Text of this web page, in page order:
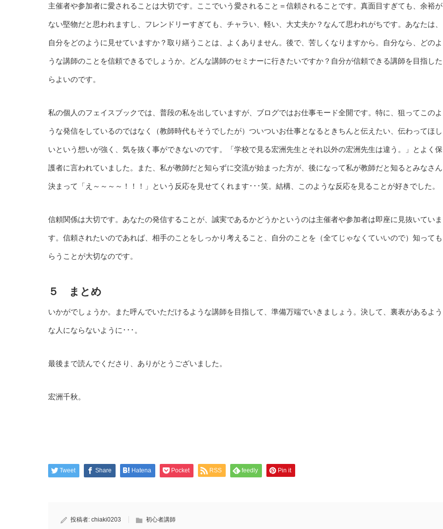
主催者や参加者に愛されることは大切です。ここでいう愛されること＝信頼されることです。真面目すぎても、余裕が
ない堅物だと思われますし、フレンドリーすぎても、チャラい、軽い、大丈夫か？なんて思われがちです。あなたは、
自分をどのように見せていますか？取り繕うことは、よくありません。後で、苦しくなりますから。自分なら、どのよ
うな講師のことを信頼できるでしょうか。どんな講師のセミナーに行きたいですか？自分が信頼できる講師を目指した
らよいのです。
私の個人のフェイスブックでは、普段の私を出していますが、ブログではお仕事モード全開です。特に、狙ってこのよ
うな発信をしているのではなく（教師時代もそうでしたが）ついついお仕事となるときちんと伝えたい、伝わってほし
いという想いが強く、気を抜く事ができないのです。「学校で見る宏洲先生とそれ以外の宏洲先生は違う。」とよく保
護者に言われていました。また、私が教師だと知らずに交流が始まった方が、後になって私が教師だと知るとみなさん
決まって「え～～～～！！！」という反応を見せてくれます･･･笑。結構、このような反応を見ることが好きでした。
信頼関係は大切です。あなたの発信することが、誠実であるかどうかというのは主催者や参加者は即座に見抜いていま
す。信頼されたいのであれば、相手のことをしっかり考えること、自分のことを（全てじゃなくていいので）知っても
らうことが大切なのです。
５ まとめ
いかがでしょうか。また呼んでいただけるような講師を目指して、準備万端でいきましょう。決して、裏表があるよう
な人にならないように･･･。
最後まで読んでくださり、ありがとうございました。
宏洲千秋。
Tweet Share Hatena Pocket RSS feedly Pin it
投稿者: chiaki0203 初心者講師